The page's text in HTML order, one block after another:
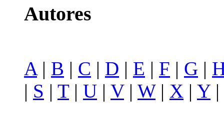
Autores
A| B | C | D | E | F | G |
| S | T| U | V| W| X | Y|